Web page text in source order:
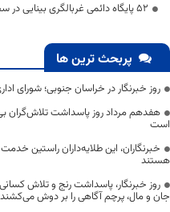
۵۲ پایگاه دائمی غربالگری بینایی در سطح خراسان جنوبی فعال است
پربحث ترین ها
روز خبرنگار در خراسان جنوبی؛ شورای
هفدهم مرداد روز پاسداشت تلاش‌گران
است
خبرنگاران، این طلایه‌داران راستین
هستند
روز خبرنگار، پاسداشت رنج و تلاش
جان و مال، پرچم آگاهی را بر دوش می‌کشند